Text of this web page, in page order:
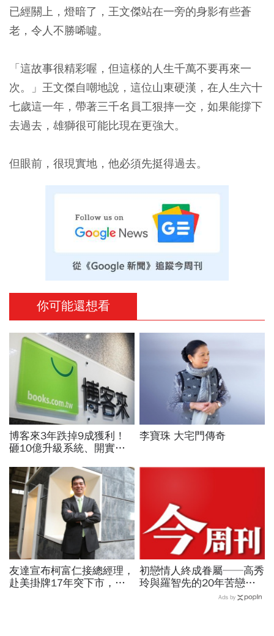
已經關上，燈暗了，王文傑站在一旁的身影有些蒼
老，令人不勝唏噓。
「這故事很精彩喔，但這樣的人生千萬不要再來一
次。」王文傑自嘲地說，這位山東硬漢，在人生六十
七歲這一年，帶著三千名員工狠摔一交，如果能撐下
去過去，雄獅很可能比現在更強大。
但眼前，很現實地，他必須先挺得過去。
你可能還想看
博客來3年跌掉9成獲利！
砸10億升級系統、開實體
現...網路書店老大哥怎麼
了？
李寶珠 大宅門傳奇
友達宣布柯富仁接總經理，
赴美掛牌17年突下市，連
初戀情人終成眷屬──高秀
玲與羅智先的20年苦戀
Ads by